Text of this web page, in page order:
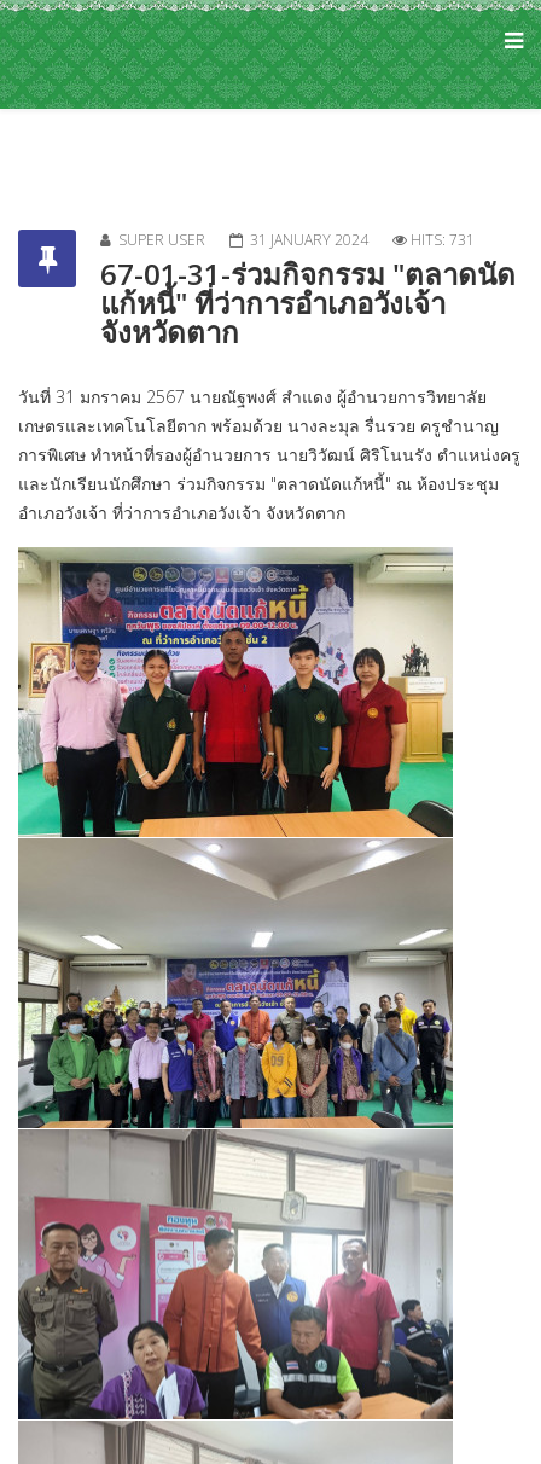
SUPER USER 31 JANUARY 2024 HITS: 731
67-01-31-ร่วมกิจกรรม "ตลาดนัด
แก้หนี้" ที่ว่าการอำเภอวังเจ้า
จังหวัดตาก
วันที่ 31 มกราคม 2567 นายณัฐพงศ์ สำแดง ผู้อำนวยการวิทยาลัย
เกษตรและเทคโนโลยีตาก พร้อมด้วย นางละมุล รื่นรวย ครูชำนาญ
การพิเศษ ทำหน้าที่รองผู้อำนวยการ นายวิวัฒน์ ศิริโนนรัง ตำแหน่งครู
และนักเรียนนักศึกษา ร่วมกิจกรรม "ตลาดนัดแก้หนี้" ณ ห้องประชุม
อำเภอวังเจ้า ที่ว่าการอำเภอวังเจ้า จังหวัดตาก